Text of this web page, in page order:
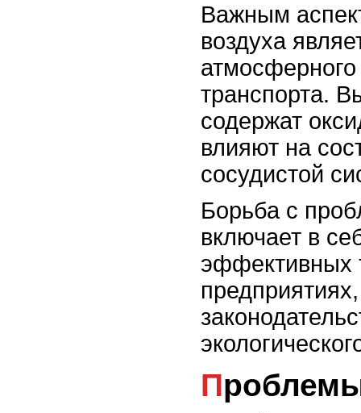
Важным
воздуха
атмосферного
транспорта.
содержат
влияют на
сосудистой
Борьба с
включает в
эффективных